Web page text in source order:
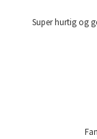
Super hurtig og